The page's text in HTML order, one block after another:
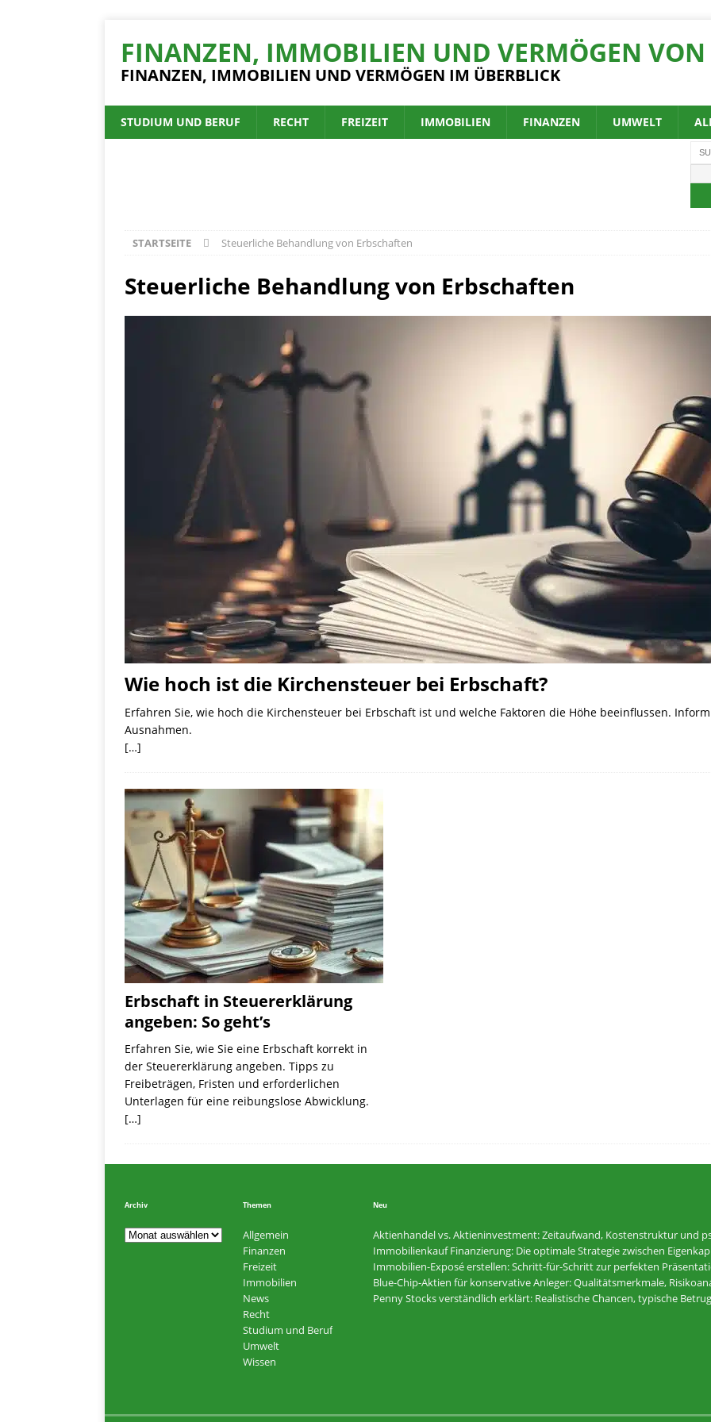
FINANZEN, IMMOBILIEN UND VERMÖGEN VON
FINANZEN, IMMOBILIEN UND VERMÖGEN IM ÜBERBLICK
STUDIUM UND BERUF RECHT FREIZEIT IMMOBILIEN FINANZEN UMWELT
STARTSEITE Steuerliche Behandlung von Erbschaften
Steuerliche Behandlung von Erbschaften
Wie hoch ist die Kirchensteuer bei Erbschaft?
Erfahren Sie, wie hoch die Kirchensteuer bei Erbschaft ist und welche Faktoren die Höhe beeinflussen.
Ausnahmen.
[…]
Erbschaft in Steuererklärung
angeben: So geht’s
Erfahren Sie, wie Sie eine Erbschaft korrekt in
der Steuererklärung angeben. Tipps zu
Freibeträgen, Fristen und erforderlichen
Unterlagen für eine reibungslose Abwicklung.
[…]
Archiv Themen
Allgemein
Finanzen
Freizeit
Immobilien
News
Recht
Studium und Beruf
Umwelt
Wissen
Neu
Aktienhandel vs. Aktieninvestment: Zeitaufwand, Kostenstruktur und
Immobilienkauf Finanzierung: Die optimale Strategie zwischen
Immobilien-Exposé erstellen: Schritt-für-Schritt zur perfekten
Blue-Chip-Aktien für konservative Anleger: Qualitätsmerkmale,
Penny Stocks verständlich erklärt: Realistische Chancen, typische